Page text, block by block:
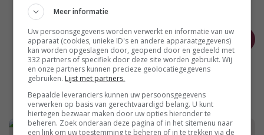
OUDER
Meer informatie
Uw persoonsgegevens worden verwerkt en informatie van uw
apparaat (cookies, unieke ID's en andere apparaatgegevens)
kan worden opgeslagen door, geopend door en gedeeld met
332 partners of specifiek door deze site worden gebruikt. Wij
en onze partners kunnen precieze geolocatiegegevens
gebruiken. Lijst met partners.
Bepaalde leveranciers kunnen uw persoonsgegevens
verwerken op basis van gerechtvaardigd belang. U kunt
hiertegen bezwaar maken door uw opties hieronder te
beheren. Zoek onderaan deze pagina of in het sitemenu naar
een link om uw toestemming te beheren of in te trekken via de